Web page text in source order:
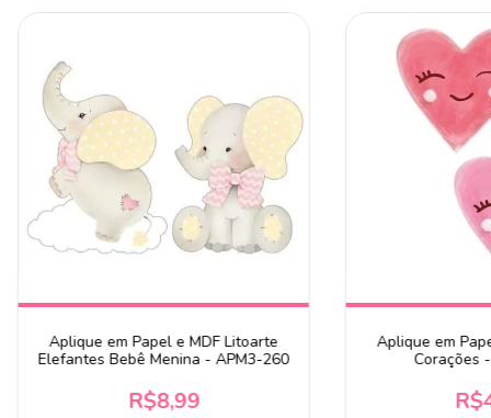
Aplique em Papel e MDF Litoarte
Elefantes Bebê Menina - APM3-260
R$8,99
Aplique em
Corações